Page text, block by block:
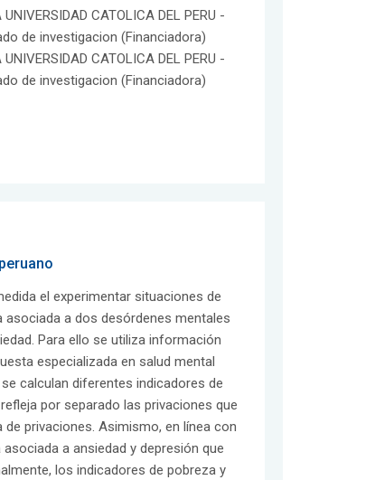
UNIVERSIDAD CATOLICA DEL PERU -
de investigacion (Financiadora)
UNIVERSIDAD CATOLICA DEL PERU -
de investigacion (Financiadora)
el experimentar situaciones de
a dos desórdenes mentales
Para ello se utiliza información
especializada en salud mental
calculan diferentes indicadores de
por separado las privaciones que
privaciones. Asimismo, en línea con
a ansiedad y depresión que
los indicadores de pobreza y